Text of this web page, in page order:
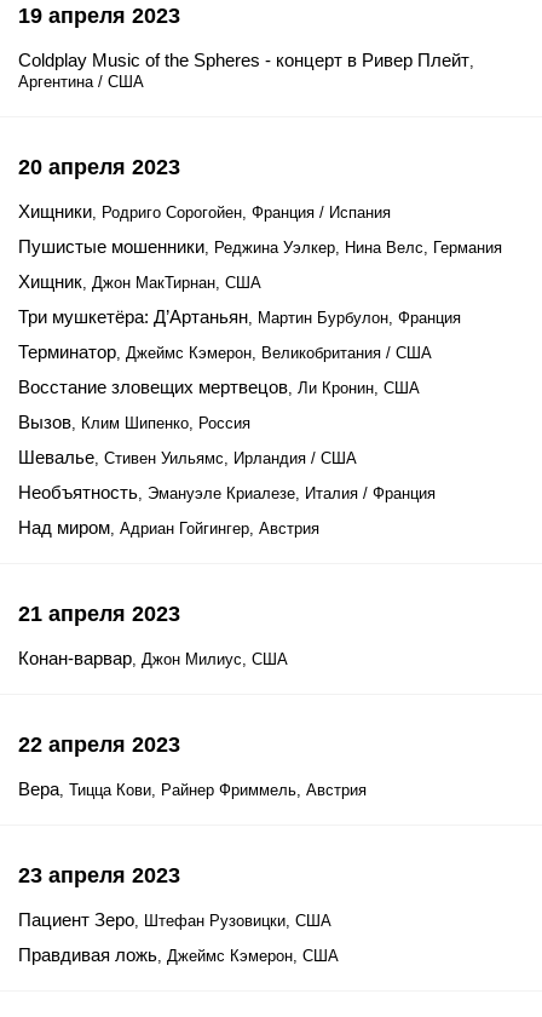
19 апреля 2023
Coldplay Music of the Spheres - концерт в Ривер Плейт,
Аргентина / США
20 апреля 2023
Хищники, Родриго Сорогойен, Франция / Испания
Пушистые мошенники, Реджина Уэлкер, Нина Велс, Германия
Хищник, Джон МакТирнан, США
Три мушкетёра: Д’Артаньян, Мартин Бурбулон, Франция
Терминатор, Джеймс Кэмерон, Великобритания / США
Восстание зловещих мертвецов, Ли Кронин, США
Вызов, Клим Шипенко, Россия
Шевалье, Стивен Уильямс, Ирландия / США
Необъятность, Эмануэле Криалезе, Италия / Франция
Над миром, Адриан Гойгингер, Австрия
21 апреля 2023
Конан-варвар, Джон Милиус, США
22 апреля 2023
Вера, Тицца Кови, Райнер Фриммель, Австрия
23 апреля 2023
Пациент Зеро, Штефан Рузовицки, США
Правдивая ложь, Джеймс Кэмерон, США